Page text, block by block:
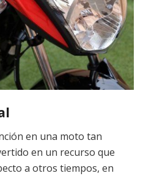
en una moto tan
en un recurso que
a otros tiempos, en